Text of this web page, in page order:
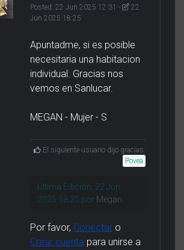
Posted: 22 Jun 2025 12:31 -
22
Jun 2025 18:25
Apuntadme, si es posible
necesitaria una habitacion
individual. Gracias nos
vemos en Sanlucar.
MEGAN - Mujer - S
El siguiente usuario dijo gracias:
Povea
Última Edición: 22 Jun
2025 18:25 por Megan
Por favor, Conectar o
Crear cuenta para unirse a